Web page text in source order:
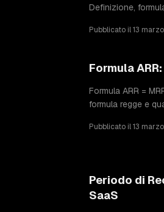
Definizione,
Pubblicato il 13
Formula
Formula ARR =
formula regge e
Pubblicato il 13
Periodo di
SaaS